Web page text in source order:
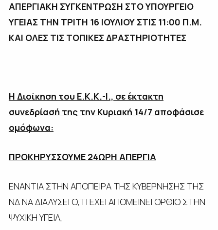
ΑΠΕΡΓΙΑΚΗ ΣΥΓΚΕΝΤΡΩΣΗ ΣΤΟ ΥΠΟΥΡΓΕΙΟ
ΥΓΕΙΑΣ ΤΗΝ ΤΡΙΤΗ 16 ΙΟΥΛΙΟΥ ΣΤΙΣ 11:00 Π.Μ.
ΚΑΙ ΟΛΕΣ ΤΙΣ ΤΟΠΙΚΕΣ ΔΡΑΣΤΗΡΙΟΤΗΤΕΣ
Η Διοίκηση του Ε.Κ.Κ.-Ι., σε έκτακτη
συνεδρίασή της την Κυριακή 14/7 αποφάσισε
ομόφωνα:
ΠΡΟΚΗΡΥΣΣΟΥΜΕ 24ΩΡΗ ΑΠΕΡΓΙΑ
ΕΝΑΝΤΙΑ ΣΤΗΝ ΑΠΟΠΕΙΡΑ ΤΗΣ ΚΥΒΕΡΝΗΣΗΣ ΤΗΣ
ΝΔ ΝΑ ΔΙΑΛΥΣΕΙ Ο,ΤΙ ΕΧΕΙ ΑΠΟΜΕΙΝΕΙ ΟΡΘΙΟ ΣΤΗΝ
ΨΥΧΙΚΗ ΥΓΕΙΑ,